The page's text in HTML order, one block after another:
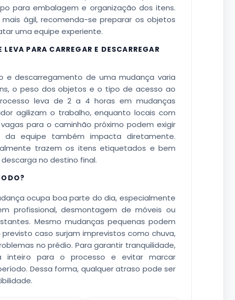
para embalagem e organização dos itens.
ágil, recomenda-se preparar os objetos
uma equipe experiente.
PARA CARREGAR E DESCARREGAR
e descarregamento de uma mudança varia
o peso dos objetos e o tipo de acesso ao
leva de 2 a 4 horas em mudanças
agilizam o trabalho, enquanto locais com
para o caminhão próximo podem exigir
da equipe também impacta diretamente.
trazem os itens etiquetados e bem
no destino final.
ocupa boa parte do dia, especialmente
profissional, desmontagem de móveis ou
Mesmo mudanças pequenas podem
caso surjam imprevistos como chuva,
no prédio. Para garantir tranquilidade,
para o processo e evitar marcar
Dessa forma, qualquer atraso pode ser